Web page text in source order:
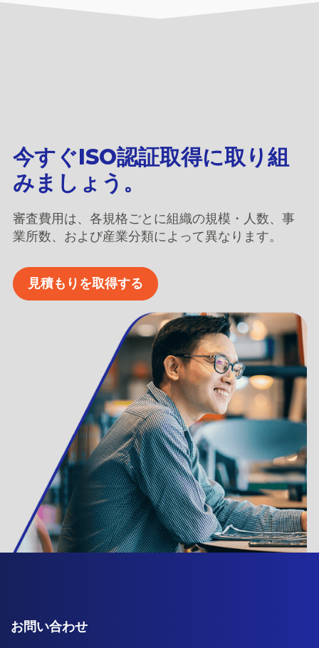
今すぐISO認証取得に取り組
みましょう。
審査費用は、各規格ごとに組織の規模・人数、事
業所数、および産業分類によって異なります。
見積もりを取得する
お問い合わせ